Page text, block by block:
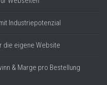
Industriepotenzial
die eigene Website
& Marge pro Bestellung